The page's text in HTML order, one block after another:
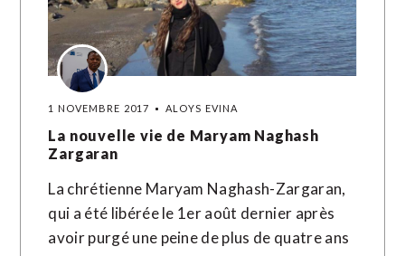
1 NOVEMBRE 2017 ALOYS EVINA
La nouvelle vie de Maryam Naghash
Zargaran
La chrétienne Maryam Naghash-Zargaran,
qui a été libérée le 1er août dernier après
avoir purgé une peine de plus de quatre ans